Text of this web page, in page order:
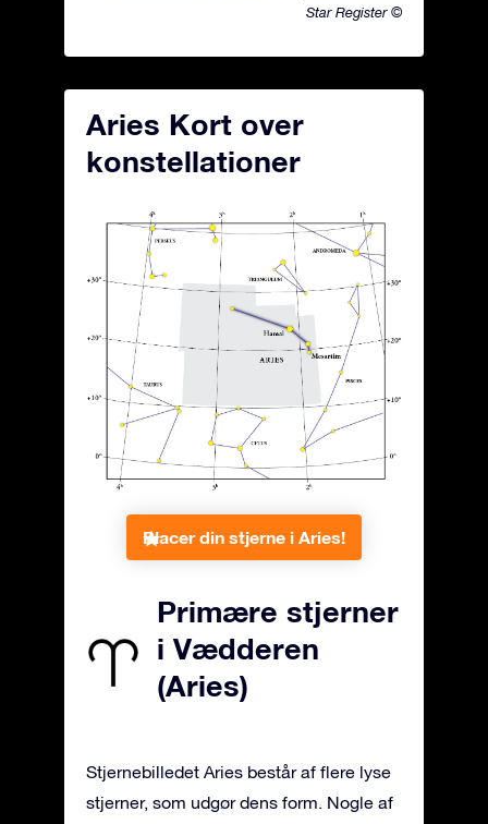
Star Register ©
Aries Kort over
konstellationer
Placer din stjerne i Aries!
Primære stjerner
i Vædderen
(Aries)
Stjernebilledet Aries består af flere lyse
stjerner, som udgør dens form. Nogle af